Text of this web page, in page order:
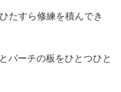
たすら修練を積んでき
バーチの板をひとつひと